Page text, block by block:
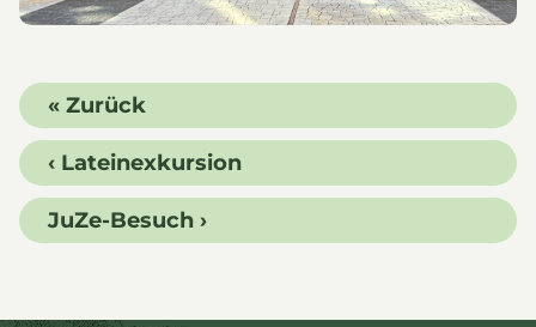
« Zurück
‹ Lateinexkursion
JuZe-Besuch ›